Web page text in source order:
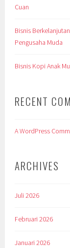
Cuan
Bisnis
Pengusaha Muda
Bisnis Kopi Anak
RECENT
A WordPress
ARCHIVES
Juli 2026
Februari 2026
Januari 2026